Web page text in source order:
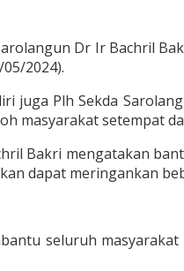
Dr Ir Bachril
2024).
juga Plh Sekda
masyarakat setempat
Bakri mengatakan
dapat meringankan
seluruh